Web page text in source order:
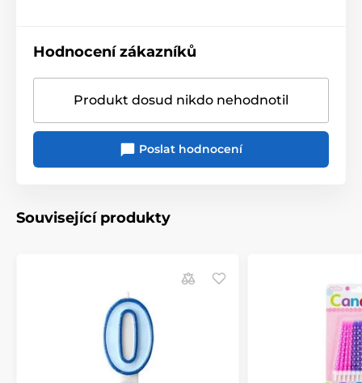
Hodnocení zákazníků
Produkt dosud nikdo nehodnotil
Poslat hodnocení
Související produkty